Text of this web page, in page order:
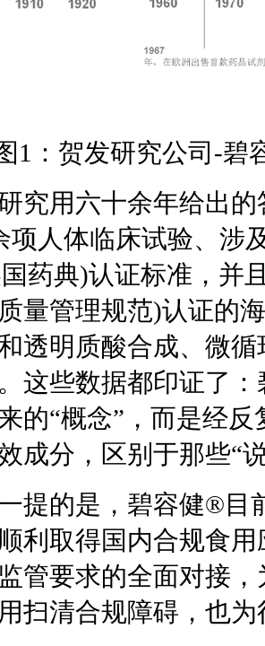
贺发研究公司-碧
用六十余年给出的
项人体临床试验、涉
药典)认证标准，并
量管理规范)认证的
透明质酸合成、微
这些数据都印证了
的“概念”，而是经
成分，区别于那些“
的是，碧容健®目
利取得国内合规食
管要求的全面对接
扫清合规障碍，也